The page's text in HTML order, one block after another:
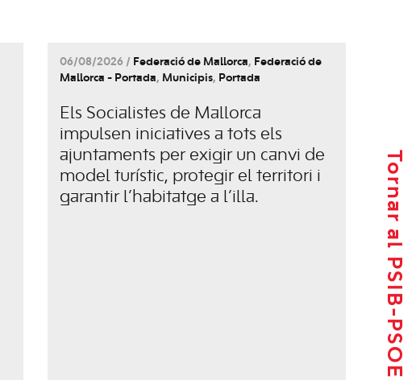
Tornar al PSIB-PSOE
06/08/2026 / Federació de Mallorca, Federació de
Mallorca - Portada, Municipis, Portada
Els Socialistes de Mallorca
impulsen iniciatives a tots els
ajuntaments per exigir un canvi de
model turístic, protegir el territori i
garantir l’habitatge a l’illa.